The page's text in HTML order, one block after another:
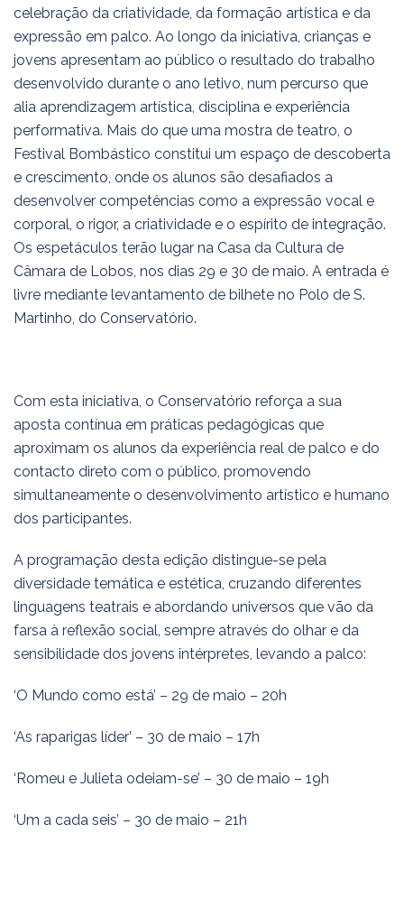
celebração da criatividade, da formação artística e da
expressão em palco. Ao longo da iniciativa, crianças e
jovens apresentam ao público o resultado do trabalho
desenvolvido durante o ano letivo, num percurso que
alia aprendizagem artística, disciplina e experiência
performativa. Mais do que uma mostra de teatro, o
Festival Bombástico constitui um espaço de descoberta
e crescimento, onde os alunos são desafiados a
desenvolver competências como a expressão vocal e
corporal, o rigor, a criatividade e o espírito de integração.
Os espetáculos terão lugar na Casa da Cultura de
Câmara de Lobos, nos dias 29 e 30 de maio. A entrada é
livre mediante levantamento de bilhete no Polo de S.
Martinho, do Conservatório.
Com esta iniciativa, o Conservatório reforça a sua
aposta contínua em práticas pedagógicas que
aproximam os alunos da experiência real de palco e do
contacto direto com o público, promovendo
simultaneamente o desenvolvimento artístico e humano
dos participantes.
A programação desta edição distingue-se pela
diversidade temática e estética, cruzando diferentes
linguagens teatrais e abordando universos que vão da
farsa à reflexão social, sempre através do olhar e da
sensibilidade dos jovens intérpretes, levando a palco:
‘O Mundo como está’ – 29 de maio – 20h
‘As raparigas líder’ – 30 de maio – 17h
‘Romeu e Julieta odeiam-se’ – 30 de maio – 19h
‘Um a cada seis’ – 30 de maio – 21h